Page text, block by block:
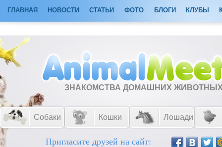
ГЛАВНАЯ НОВОСТИ СТАТЬИ ФОТО БЛОГИ КЛУБЫ
ЗНАКОМСТВА ДОМАШНИХ
Собаки Кошки Лошади
Пригласите друзей на сайт: